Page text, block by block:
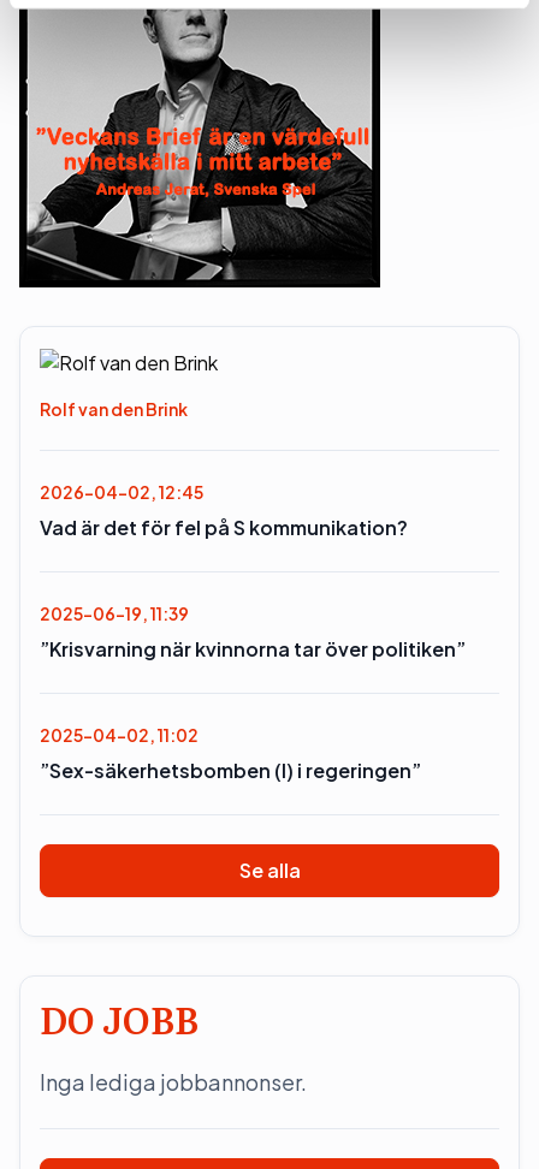
Rolf van den Brink
2026-04-02, 12:45
Vad är det för fel på S kommunikation?
2025-06-19, 11:39
”Krisvarning när kvinnorna tar över politiken”
2025-04-02, 11:02
”Sex-säkerhetsbomben (l) i regeringen”
Se alla
DO JOBB
Inga lediga jobbannonser.